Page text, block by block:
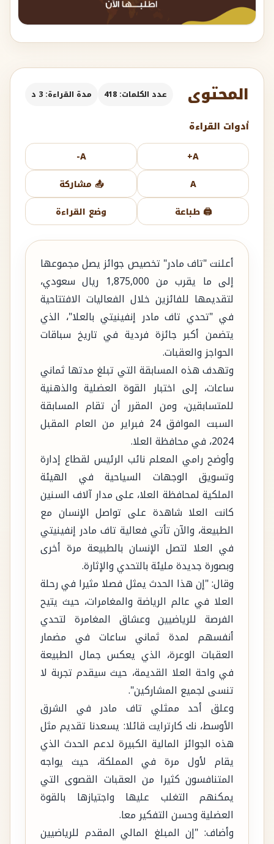
المحتوى عدد الكلمات: 418 مدة القراءة: 3 د
أدوات القراءة
A+
A-
A
📤 مشاركة
🖨️ طباعة
وضع القراءة
أعلنت "تاف مادر" تخصيص جوائز يصل مجموعها
إلى ما يقرب من 1,875,000 ريال سعودي،
لتقديمها للفائزين خلال الفعاليات الافتتاحية
في "تحدي تاف مادر إنفينيتي بالعلا"، الذي
يتضمن أكبر جائزة فردية في تاريخ سباقات
الحواجز والعقبات.
وتهدف هذه المسابقة التي تبلغ مدتها ثماني
ساعات، إلى اختبار القوة العضلية والذهنية
للمتسابقين، ومن المقرر أن تقام المسابقة
السبت الموافق 24 فبراير من العام المقبل
2024، في محافظة العلا.
وأوضح رامي المعلم نائب الرئيس لقطاع إدارة
وتسويق الوجهات السياحية في الهيئة
الملكية لمحافظة العلا، على مدار آلاف السنين
كانت العلا شاهدة على تواصل الإنسان مع
الطبيعة، والآن تأتي فعالية تاف مادر إنفينيتي
في العلا لتصل الإنسان بالطبيعة مرة أخرى
وبصورة جديدة مليئة بالتحدي والإثارة.
وقال: "إن هذا الحدث يمثل فصلا مثيرا في رحلة
العلا في عالم الرياضة والمغامرات، حيث يتيح
الفرصة للرياضيين وعشاق المغامرة لتحدي
أنفسهم لمدة ثماني ساعات في مضمار
العقبات الوعرة، الذي يعكس جمال الطبيعة
في واحة العلا القديمة، حيث سيقدم تجربة لا
تنسى لجميع المشاركين".
وعلق أحد ممثلي تاف مادر في الشرق
الأوسط، نك كارترايت قائلا: يسعدنا تقديم مثل
هذه الجوائز المالية الكبيرة لدعم الحدث الذي
يقام لأول مرة في المملكة، حيث يواجه
المتنافسون كثيرا من العقبات القصوى التي
يمكنهم التغلب عليها واجتيازها بالقوة
العضلية وحسن التفكير معا.
وأضاف: "إن المبلغ المالي المقدم للرياضيين